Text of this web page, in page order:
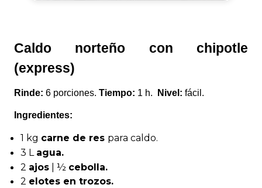
Caldo norteño con chipotle
(express)
Rinde: 6 porciones. Tiempo: 1 h. Nivel: fácil.
Ingredientes:
1 kg carne de res para caldo.
3 L agua.
2 ajos | ½ cebolla.
2 elotes en trozos.